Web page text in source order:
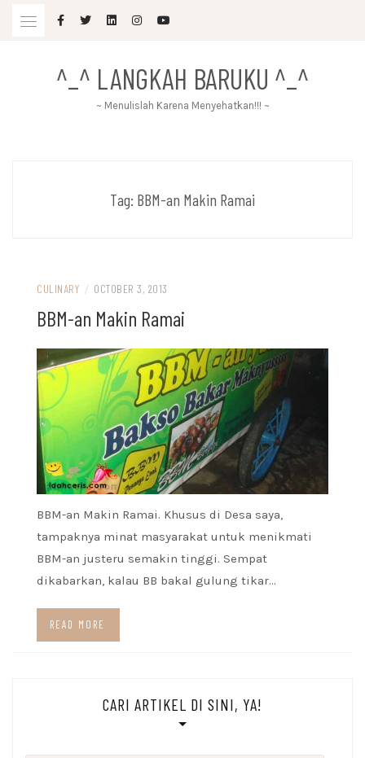
^_^ LANGKAH BARUKU ^_^
~ Menulislah Karena Menyehatkan!!! ~
Tag: BBM-an Makin Ramai
CULINARY / OCTOBER 3, 2013
BBM-an Makin Ramai
BBM-an Makin Ramai. Khusus di Desa saya,
tampaknya minat masyarakat untuk menikmati
BBM-an justeru semakin tinggi. Sempat
dikabarkan, kalau BB bakal gulung tikar…
READ MORE
CARI ARTIKEL DI SINI, YA!